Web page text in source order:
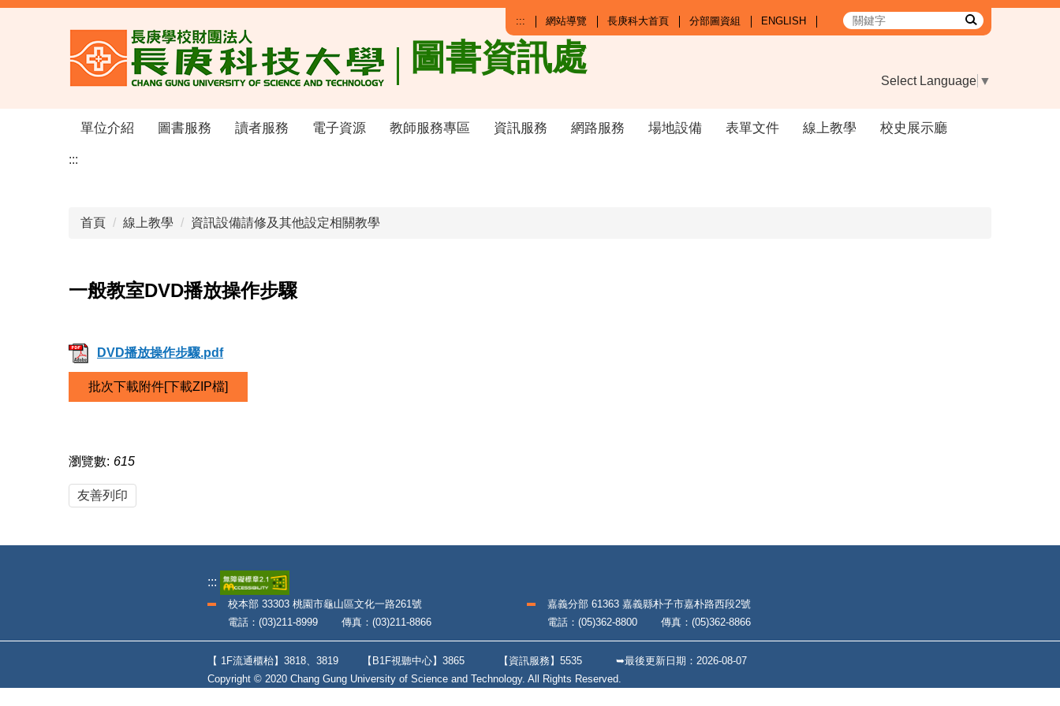
跳
圖書資訊處
::: 網站導覽 長庚科大首頁 分部圖資組 ENGLISH
Select Language ▼
單位介紹 圖書服務 讀者服務 電子資源 教師服務專區 資訊服務 網路服務 場地設備 表單文件 線上教學 校史展示廳
:::
首頁 線上教學 資訊設備請修及其他設定相關教學
一般教室DVD播放操作步驟
DVD播放操作步驟.pdf
批次下載附件[下載ZIP檔]
瀏覽數: 615
友善列印
:::
校本部 33303 桃園市龜山區文化一路261號
電話：(03)211-8999 傳真：(03)211-8866
嘉義分部 61363 嘉義縣朴子市嘉朴路西段2號
電話：(05)362-8800 傳真：(05)362-8866
【 1F流通櫃枱】3818、3819 【B1F視聽中心】3865 【資訊服務】5535 2026-08-07
➥最後更新日期：
Copyright © 2020 Chang Gung University of Science and Technology. All Rights Reserved.